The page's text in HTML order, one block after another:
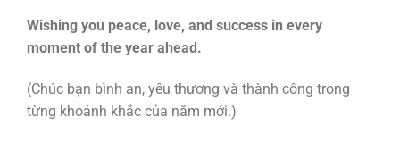
Wishing you peace, love, and success in every
moment of the year ahead.
(Chúc bạn bình an, yêu thương và thành công trong
từng khoảnh khắc của năm mới.)